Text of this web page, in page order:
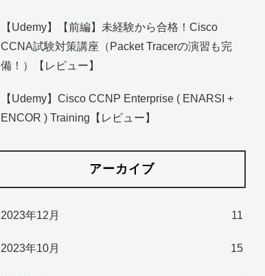
【Udemy】【前編】未経験から合格！Cisco
CCNA試験対策講座（Packet Tracerの演習も完
備！）【レビュー】
【Udemy】Cisco CCNP Enterprise ( ENARSI +
ENCOR ) Training【レビュー】
アーカイブ
2023年12月 11
2023年10月 15